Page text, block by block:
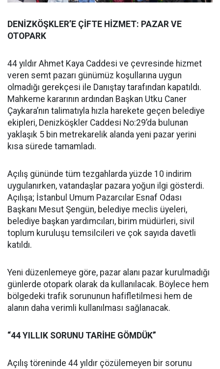
DENİZKÖŞKLER’E ÇİFTE HİZMET: PAZAR VE
OTOPARK
44 yıldır Ahmet Kaya Caddesi ve çevresinde hizmet
veren semt pazarı günümüz koşullarına uygun
olmadığı gerekçesi ile Danıştay tarafından kapatıldı.
Mahkeme kararının ardından Başkan Utku Caner
Çaykara’nın talimatıyla hızla harekete geçen belediye
ekipleri, Denizköşkler Caddesi No:29’da bulunan
yaklaşık 5 bin metrekarelik alanda yeni pazar yerini
kısa sürede tamamladı.
Açılış gününde tüm tezgahlarda yüzde 10 indirim
uygulanırken, vatandaşlar pazara yoğun ilgi gösterdi.
Açılışa; İstanbul Umum Pazarcılar Esnaf Odası
Başkanı Mesut Şengün, belediye meclis üyeleri,
belediye başkan yardımcıları, birim müdürleri, sivil
toplum kuruluşu temsilcileri ve çok sayıda davetli
katıldı.
Yeni düzenlemeye göre, pazar alanı pazar kurulmadığı
günlerde otopark olarak da kullanılacak. Böylece hem
bölgedeki trafik sorununun hafifletilmesi hem de
alanın daha verimli kullanılması sağlanacak.
“44 YILLIK SORUNU TARİHE GÖMDÜK”
Açılış töreninde 44 yıldır çözülemeyen bir sorunu